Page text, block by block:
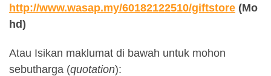
http://www.wasap.my/60182122510/giftstore (Mo
hd)
Atau Isikan maklumat di bawah untuk mohon
sebutharga (quotation):